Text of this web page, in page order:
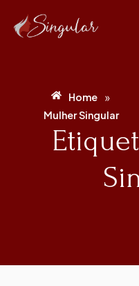
Home »
Mulher Singular